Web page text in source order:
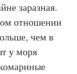
заразная.
отношении
чем в
у моря